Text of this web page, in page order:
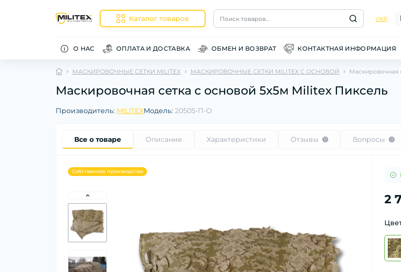
Каталог товаров Поиск товаров... УКР
О НАС ОПЛАТА И ДОСТАВКА ОБМЕН И ВОЗВРАТ КОНТАКТНАЯ ИНФОРМАЦИЯ
МАСКИРОВОЧНЫЕ СЕТКИ MILITEX МАСКИРОВОЧНЫЕ СЕТКИ MILITEX С ОСНОВОЙ Маскировочная
Маскировочная сетка с основой 5х5м Militex Пиксель
Производитель: MILITEXМодель: 20505-П-О
Все о товаре Описание Характеристики Отзывы 0 Вопросы 0
Собственное производство
2